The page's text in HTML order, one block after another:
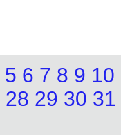
5 6 7 8 9 10
28 29 30 31